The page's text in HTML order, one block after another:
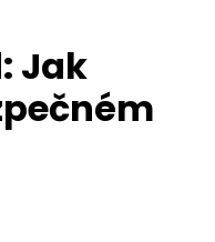
Jak